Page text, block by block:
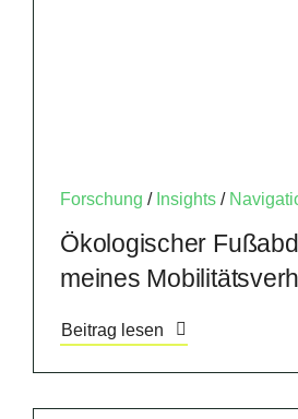
Forschung / Insights/
Ökologischer
meines
Beitrag lesen